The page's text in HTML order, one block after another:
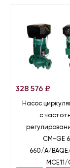
328 576 ₽
Насос
с
CM-GE
660/A/BAQE/
MCE11/